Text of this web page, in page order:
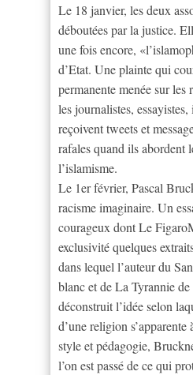
Le 18 janvier, les deux
déboutées par la justice.
une fois encore,
d’Etat. Une plainte qui
permanente menée sur les
les journalistes,
reçoivent tweets et
rafales quand ils abordent
l’islamisme.
Le 1er février, Pascal
racisme imaginaire. Un
courageux dont Le
exclusivité quelques
dans lequel l’auteur du
blanc et de La Tyrannie
déconstruit l’idée selon
d’une religion
style et pédagogie,
l’on est passé de ce qui